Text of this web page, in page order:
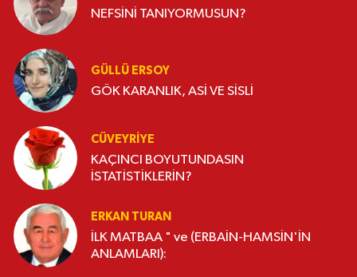
NEFSİNİ TANIYORMUSUN?
GÜLLÜ ERSOY
GÖK KARANLIK, ASİ VE SİSLİ
CÜVEYRIYE
KAÇINCI BOYUTUNDASIN
İSTATİSTİKLERİN?
ERKAN TURAN
İLK MATBAA " ve (ERBAİN-HAMSİN'İN
ANLAMLARI):